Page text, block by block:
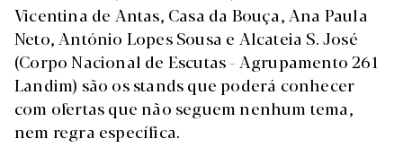
Vicentina de Antas, Casa da Bouça, Ana Paula
Neto, António Lopes Sousa e Alcateia S. José
(Corpo Nacional de Escutas - Agrupamento 261
Landim) são os stands que poderá conhecer
com ofertas que não seguem nenhum tema,
nem regra específica.